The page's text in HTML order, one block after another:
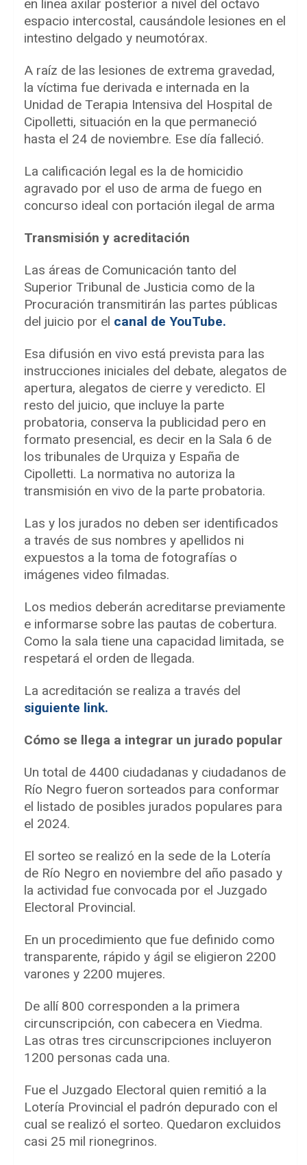
en línea axilar posterior a nivel del octavo
espacio intercostal, causándole lesiones en el
intestino delgado y neumotórax.
A raíz de las lesiones de extrema gravedad,
la víctima fue derivada e internada en la
Unidad de Terapia Intensiva del Hospital de
Cipolletti, situación en la que permaneció
hasta el 24 de noviembre. Ese día falleció.
La calificación legal es la de homicidio
agravado por el uso de arma de fuego en
concurso ideal con portación ilegal de arma
Transmisión y acreditación
Las áreas de Comunicación tanto del
Superior Tribunal de Justicia como de la
Procuración transmitirán las partes públicas
del juicio por el canal de YouTube.
Esa difusión en vivo está prevista para las
instrucciones iniciales del debate, alegatos de
apertura, alegatos de cierre y veredicto. El
resto del juicio, que incluye la parte
probatoria, conserva la publicidad pero en
formato presencial, es decir en la Sala 6 de
los tribunales de Urquiza y España de
Cipolletti. La normativa no autoriza la
transmisión en vivo de la parte probatoria.
Las y los jurados no deben ser identificados
a través de sus nombres y apellidos ni
expuestos a la toma de fotografías o
imágenes video filmadas.
Los medios deberán acreditarse previamente
e informarse sobre las pautas de cobertura.
Como la sala tiene una capacidad limitada, se
respetará el orden de llegada.
La acreditación se realiza a través del
siguiente link.
Cómo se llega a integrar un jurado popular
Un total de 4400 ciudadanas y ciudadanos de
Río Negro fueron sorteados para conformar
el listado de posibles jurados populares para
el 2024.
El sorteo se realizó en la sede de la Lotería
de Río Negro en noviembre del año pasado y
la actividad fue convocada por el Juzgado
Electoral Provincial.
En un procedimiento que fue definido como
transparente, rápido y ágil se eligieron 2200
varones y 2200 mujeres.
De allí 800 corresponden a la primera
circunscripción, con cabecera en Viedma.
Las otras tres circunscripciones incluyeron
1200 personas cada una.
Fue el Juzgado Electoral quien remitió a la
Lotería Provincial el padrón depurado con el
cual se realizó el sorteo. Quedaron excluidos
casi 25 mil rionegrinos.